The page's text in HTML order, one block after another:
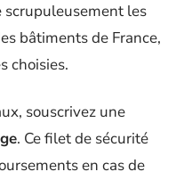
scrupuleusement les
bâtiments de France,
choisies.
souscrivez une
. Ce filet de sécurité
en cas de